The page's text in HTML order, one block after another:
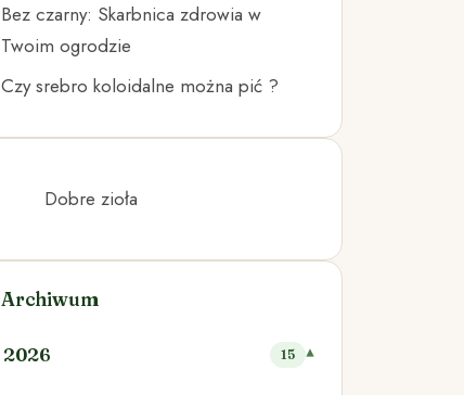
Bez czarny: Skarbnica zdrowia w
Twoim ogrodzie
Czy srebro koloidalne można pić ?
Dobre zioła
Archiwum
2026 15